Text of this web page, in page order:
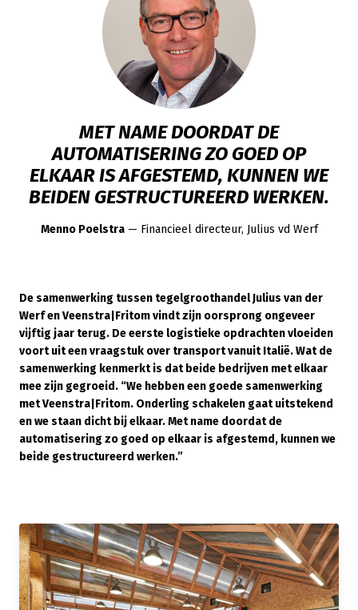
MET NAME DOORDAT DE
AUTOMATISERING ZO GOED OP
ELKAAR IS AFGESTEMD, KUNNEN WE
BEIDEN GESTRUCTUREERD WERKEN.
Menno Poelstra— Financieel directeur, Julius vd Werf
De samenwerking tussen tegelgroothandel Julius van der
Werf en Veenstra|Fritom vindt zijn oorsprong ongeveer
vijftig jaar terug. De eerste logistieke opdrachten vloeiden
voort uit een vraagstuk over transport vanuit Italië. Wat de
samenwerking kenmerkt is dat beide bedrijven met elkaar
mee zijn gegroeid. “We hebben een goede samenwerking
met Veenstra|Fritom. Onderling schakelen gaat uitstekend
en we staan dicht bij elkaar. Met name doordat de
automatisering zo goed op elkaar is afgestemd, kunnen we
beide gestructureerd werken.”